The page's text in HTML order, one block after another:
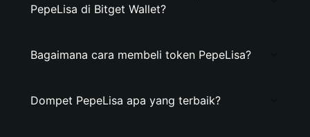
PepeLisa di Bitget Wallet?
Bagaimana cara membeli token PepeLisa?
Dompet PepeLisa apa yang terbaik?